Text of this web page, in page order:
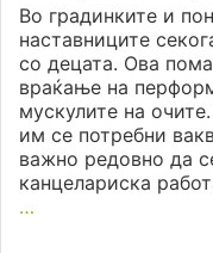
Во градинките и
наставниците
со децата. Ова
враќање на
мускулите на
им се потребни
важно редовно да
канцелариска
…